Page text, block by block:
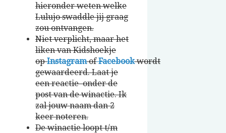
hieronder weten welke
Lulujo swaddle jij graag
zou ontvangen.
Niet verplicht, maar het
liken van Kidshoekje
opInstagramofFacebookwordt
gewaardeerd. Laat je
een reactie onder de
post van de winactie. Ik
zal jouw naam dan 2
keer noteren.
De winactie loopt t/m